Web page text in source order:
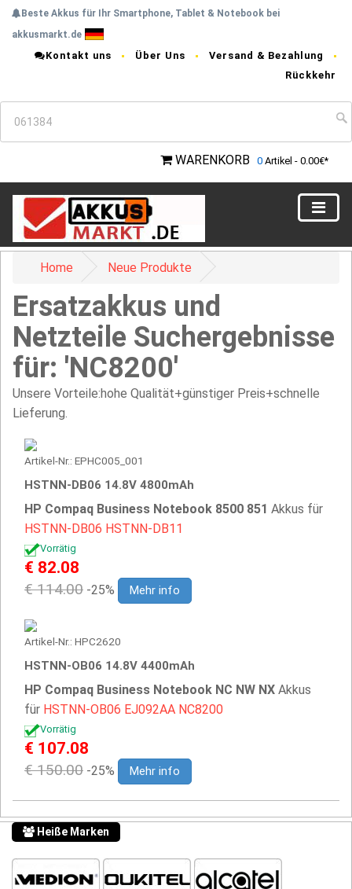
Beste Akkus für Ihr Smartphone, Tablet & Notebook bei
akkusmarkt.de
Kontakt uns Über Uns
Versand & Bezahlung
Rückkehr
WARENKORB 0 Artikel - 0.00€*
Home Neue Produkte
Ersatzakkus und
Netzteile Suchergebnisse
für: 'NC8200'
Unsere Vorteile:hohe Qualität+günstiger Preis+schnelle
Lieferung.
Artikel-Nr.: EPHC005_001
HSTNN-DB06 14.8V 4800mAh
HP Compaq Business Notebook 8500 851 Akkus für
HSTNN-DB06 HSTNN-DB11
Vorrätig
€ 82.08
€ 114.00 -25% Mehr info
Artikel-Nr.: HPC2620
HSTNN-OB06 14.8V 4400mAh
HP Compaq Business Notebook NC NW NX Akkus
für HSTNN-OB06 EJ092AA NC8200
Vorrätig
€ 107.08
€ 150.00 -25% Mehr info
Heiße Marken